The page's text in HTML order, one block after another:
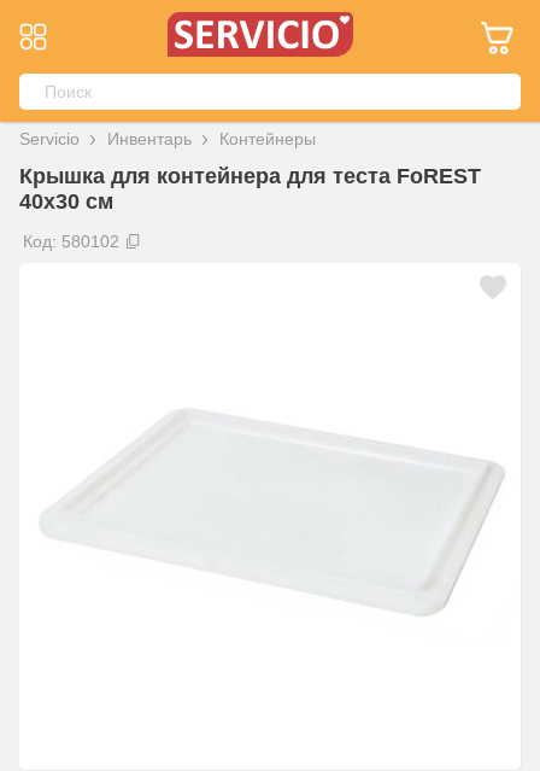
Servicio Инвентарь Контейнеры
Крышка для контейнера для теста FoREST
40х30 см
Код: 580102